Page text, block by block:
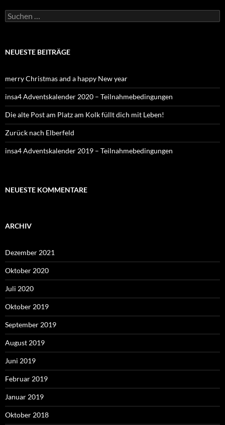
NEUESTE BEITRÄGE
merry Christmas and a happy New year
insa4 Adventskalender 2020 – Teilnahmebedingungen
Die alte Post am Platz am Kolk füllt dich mit Leben!
Zurück nach Elberfeld
insa4 Adventskalender 2019 – Teilnahmebedingungen
NEUESTE KOMMENTARE
ARCHIV
Dezember 2021
Oktober 2020
Juli 2020
Oktober 2019
September 2019
August 2019
Juni 2019
Februar 2019
Januar 2019
Oktober 2018